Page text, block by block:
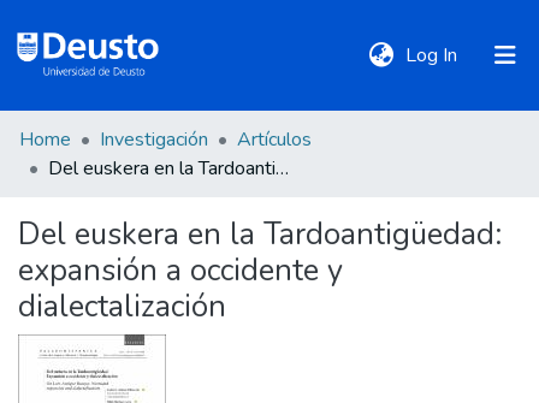
Log In (current)
DeustoTeka
Communities
&
Collections
All of DSpace
Home Investigación
Artículos
Del euskera en la Tardoantigüedad: expansión a occidente y dialectalización
Del euskera en la Tardoantigüedad:
expansión a occidente y
dialectalización